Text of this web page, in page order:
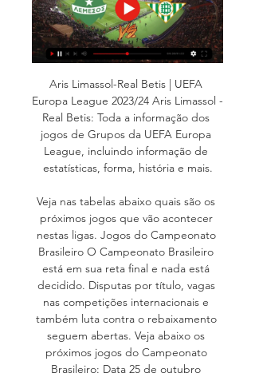
Aris Limassol-Real Betis | UEFA
Europa League 2023/24 Aris Limassol -
Real Betis: Toda a informação dos
jogos de Grupos da UEFA Europa
League, incluindo informação de
estatísticas, forma, história e mais.
Veja nas tabelas abaixo quais são os
próximos jogos que vão acontecer
nestas ligas. Jogos do Campeonato
Brasileiro O Campeonato Brasileiro
está em sua reta final e nada está
decidido. Disputas por título, vagas
nas competições internacionais e
também luta contra o rebaixamento
seguem abertas. Veja abaixo os
próximos jogos do Campeonato
Brasileiro: Data 25 de outubro